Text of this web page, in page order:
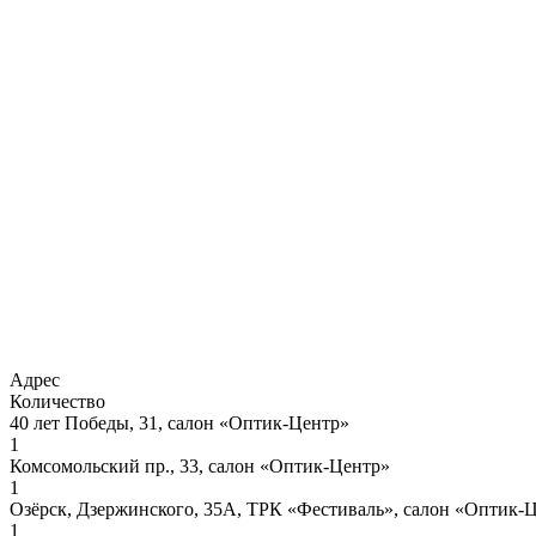
Адрес
Количество
40 лет Победы, 31, салон «Оптик-Центр»
1
Комсомольский пр., 33, салон «Оптик-Центр»
1
Озёрск, Дзержинского, 35А, ТРК «Фестиваль», салон «Оптик-
1